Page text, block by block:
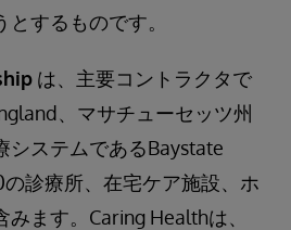
するものです。
は、主要コントラクタで
、マサチューセッツ州
システムであるBaystate
診療所、在宅ケア施設、ホ
ます。Caring Healthは、